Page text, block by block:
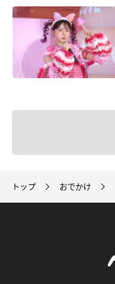
トップ おでかけ